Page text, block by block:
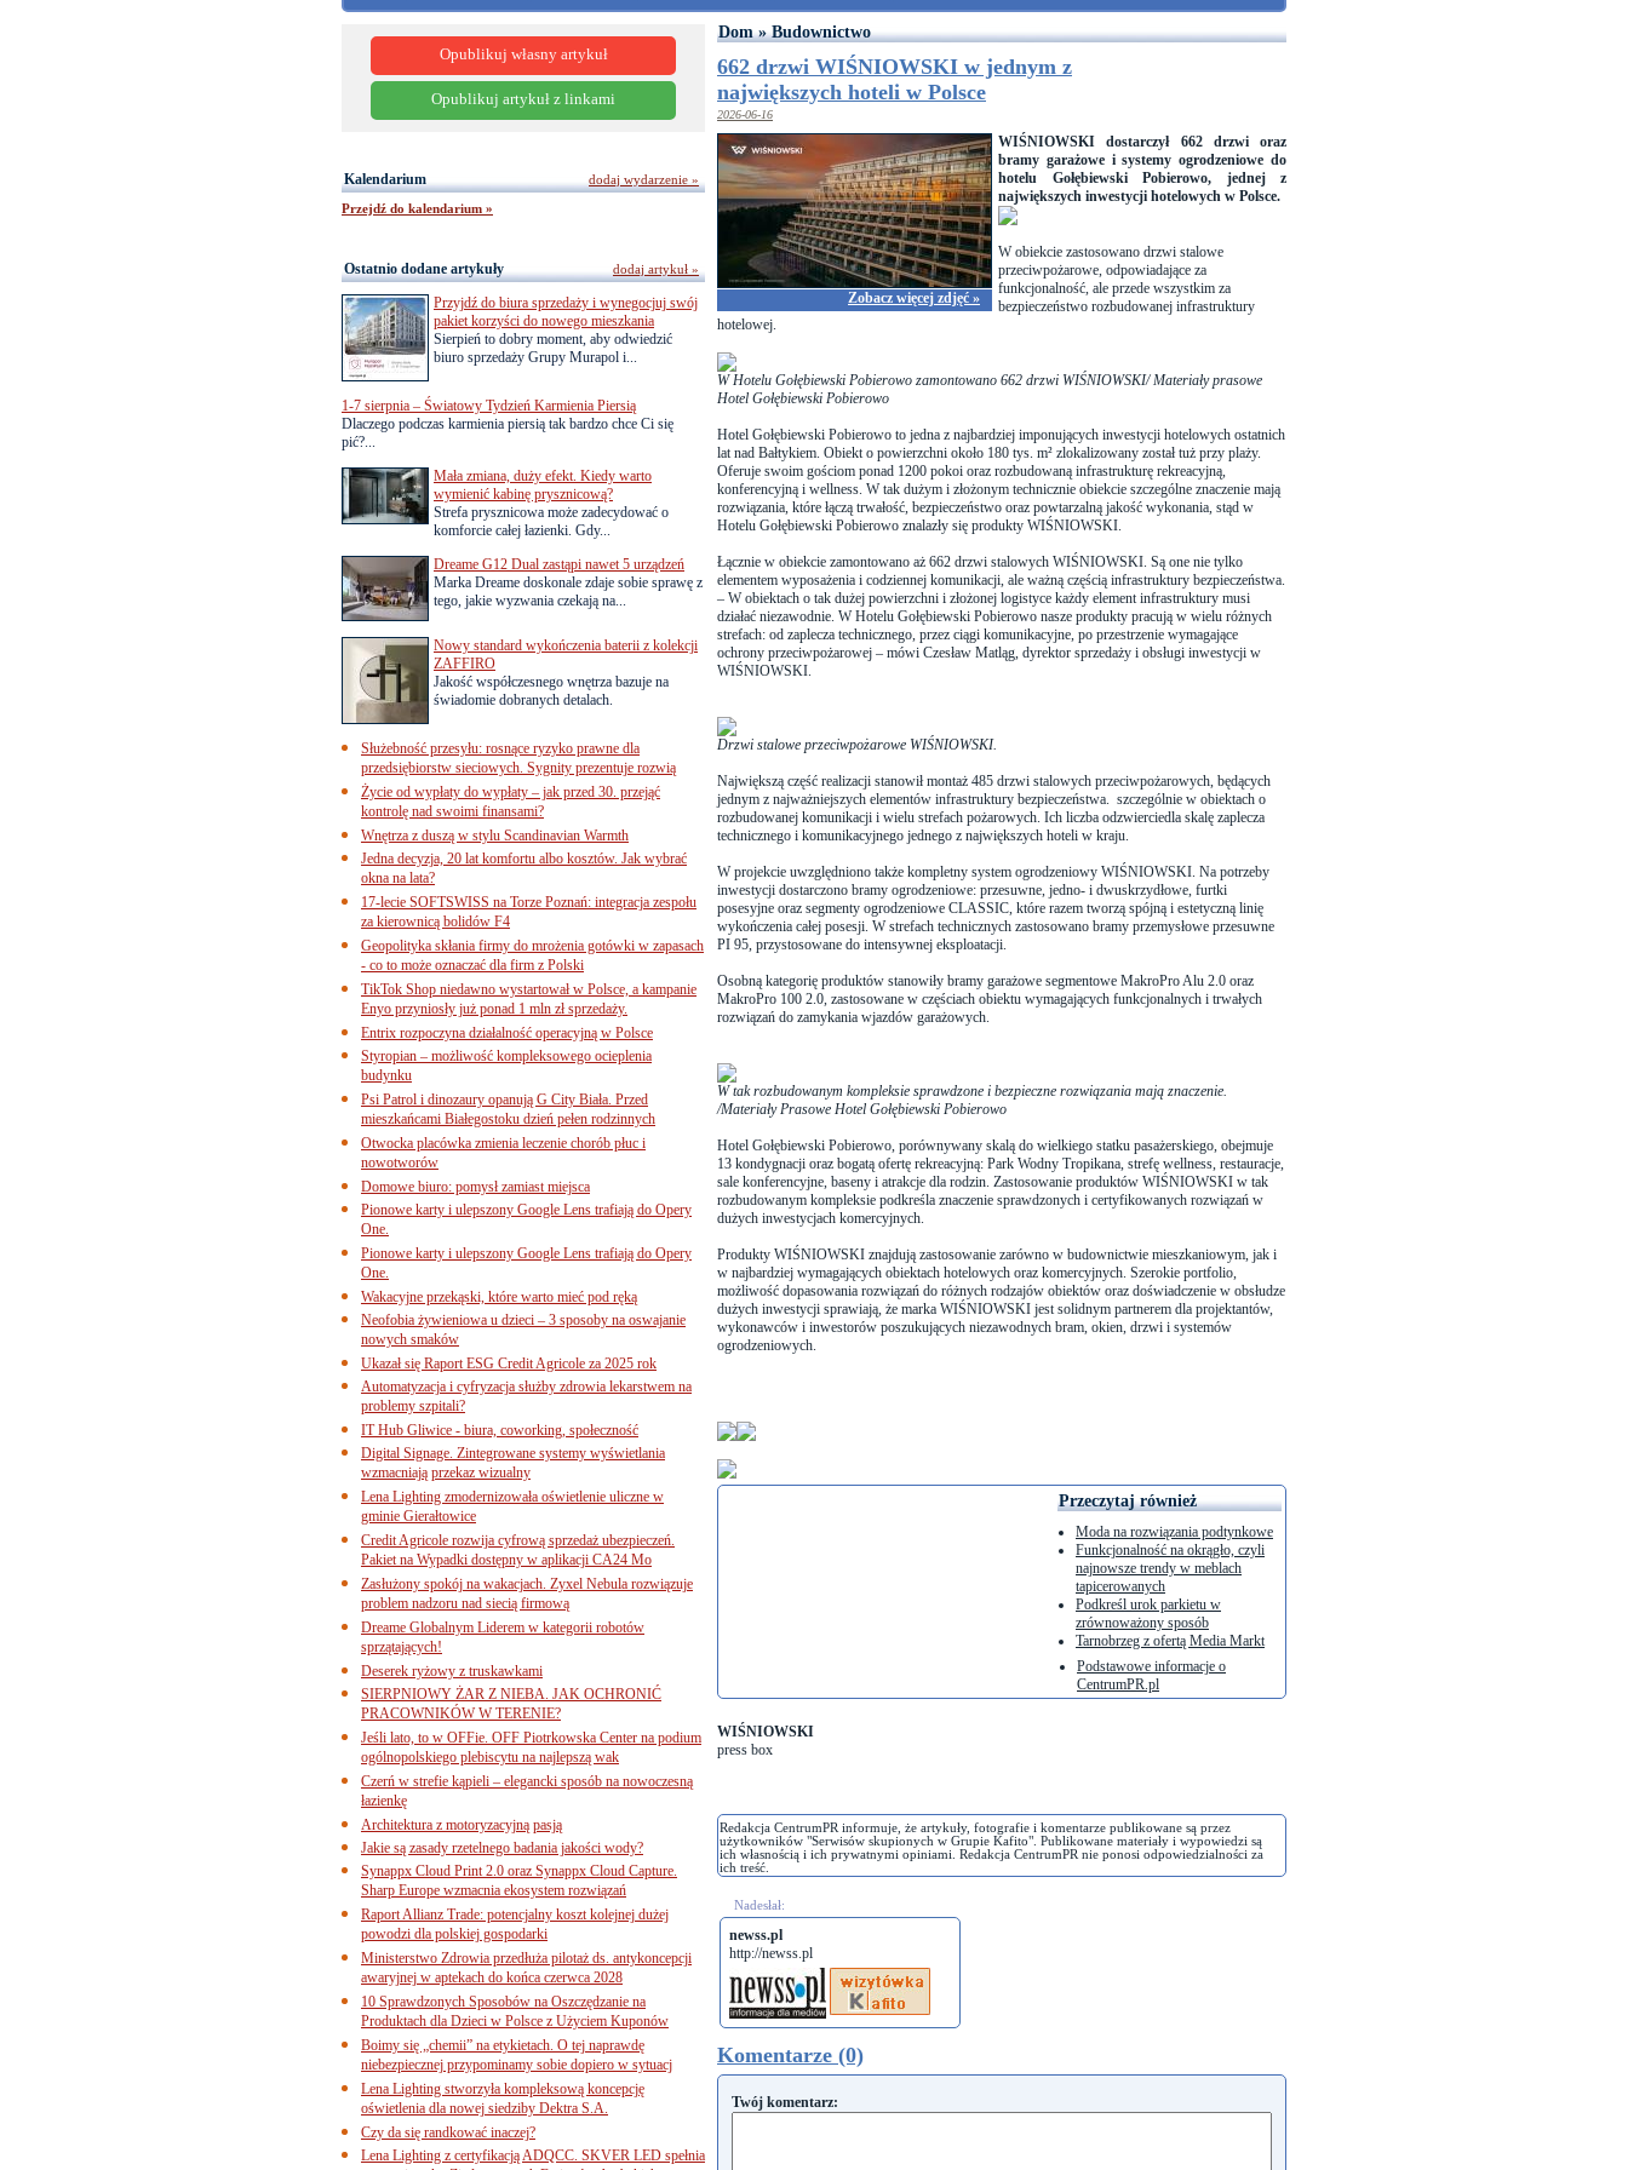
Dom » Budownictwo
662 drzwi WIŚNIOWSKI w jednym z
największych hoteli w Polsce
2026-06-16
Zobacz więcej zdjęć »
WIŚNIOWSKI dostarczył 662 drzwi oraz
bramy garażowe i systemy ogrodzeniowe do
hotelu Gołębiewski Pobierowo, jednej z
największych inwestycji hotelowych w Polsce.
W obiekcie zastosowano drzwi stalowe
przeciwpożarowe, odpowiadające za
funkcjonalność, ale przede wszystkim za
bezpieczeństwo rozbudowanej infrastruktury
hotelowej.
W Hotelu Gołębiewski Pobierowo zamontowano 662 drzwi WIŚNIOWSKI/ Materiały prasowe
Hotel Gołębiewski Pobierowo
Hotel Gołębiewski Pobierowo to jedna z najbardziej imponujących inwestycji hotelowych ostatnich
lat nad Bałtykiem. Obiekt o powierzchni około 180 tys. m² zlokalizowany został tuż przy plaży.
Oferuje swoim gościom ponad 1200 pokoi oraz rozbudowaną infrastrukturę rekreacyjną,
konferencyjną i wellness. W tak dużym i złożonym technicznie obiekcie szczególne znaczenie mają
rozwiązania, które łączą trwałość, bezpieczeństwo oraz powtarzalną jakość wykonania, stąd w
Hotelu Gołębiewski Pobierowo znalazły się produkty WIŚNIOWSKI.
Łącznie w obiekcie zamontowano aż 662 drzwi stalowych WIŚNIOWSKI. Są one nie tylko
elementem wyposażenia i codziennej komunikacji, ale ważną częścią infrastruktury bezpieczeństwa.
– W obiektach o tak dużej powierzchni i złożonej logistyce każdy element infrastruktury musi
działać niezawodnie. W Hotelu Gołębiewski Pobierowo nasze produkty pracują w wielu różnych
strefach: od zaplecza technicznego, przez ciągi komunikacyjne, po przestrzenie wymagające
ochrony przeciwpożarowej – mówi Czesław Matląg, dyrektor sprzedaży i obsługi inwestycji w
WIŚNIOWSKI.
Drzwi stalowe przeciwpożarowe WIŚNIOWSKI.
Największą część realizacji stanowił montaż 485 drzwi stalowych przeciwpożarowych, będących
jednym z najważniejszych elementów infrastruktury bezpieczeństwa. szczególnie w obiektach o
rozbudowanej komunikacji i wielu strefach pożarowych. Ich liczba odzwierciedla skalę zaplecza
technicznego i komunikacyjnego jednego z największych hoteli w kraju.
W projekcie uwzględniono także kompletny system ogrodzeniowy WIŚNIOWSKI. Na potrzeby
inwestycji dostarczono bramy ogrodzeniowe: przesuwne, jedno- i dwuskrzydłowe, furtki
posesyjne oraz segmenty ogrodzeniowe CLASSIC, które razem tworzą spójną i estetyczną linię
wykończenia całej posesji. W strefach technicznych zastosowano bramy przemysłowe przesuwne
PI 95, przystosowane do intensywnej eksploatacji.
Osobną kategorię produktów stanowiły bramy garażowe segmentowe MakroPro Alu 2.0 oraz
MakroPro 100 2.0, zastosowane w częściach obiektu wymagających funkcjonalnych i trwałych
rozwiązań do zamykania wjazdów garażowych.
W tak rozbudowanym kompleksie sprawdzone i bezpieczne rozwiązania mają znaczenie.
/Materiały Prasowe Hotel Gołębiewski Pobierowo
Hotel Gołębiewski Pobierowo, porównywany skalą do wielkiego statku pasażerskiego, obejmuje
13 kondygnacji oraz bogatą ofertę rekreacyjną: Park Wodny Tropikana, strefę wellness, restauracje,
sale konferencyjne, baseny i atrakcje dla rodzin. Zastosowanie produktów WIŚNIOWSKI w tak
rozbudowanym kompleksie podkreśla znaczenie sprawdzonych i certyfikowanych rozwiązań w
dużych inwestycjach komercyjnych.
Produkty WIŚNIOWSKI znajdują zastosowanie zarówno w budownictwie mieszkaniowym, jak i
w najbardziej wymagających obiektach hotelowych oraz komercyjnych. Szerokie portfolio,
możliwość dopasowania rozwiązań do różnych rodzajów obiektów oraz doświadczenie w obsłudze
dużych inwestycji sprawiają, że marka WIŚNIOWSKI jest solidnym partnerem dla projektantów,
wykonawców i inwestorów poszukujących niezawodnych bram, okien, drzwi i systemów
ogrodzeniowych.
Przeczytaj również
Moda na rozwiązania podtynkowe
Funkcjonalność na okrągło, czyli
najnowsze trendy w meblach
tapicerowanych
Podkreśl urok parkietu w
zrównoważony sposób
Tarnobrzeg z ofertą Media Markt
Podstawowe informacje o
CentrumPR.pl
WIŚNIOWSKI
press box
Redakcja CentrumPR informuje, że artykuły, fotografie i komentarze publikowane są przez
użytkowników "Serwisów skupionych w Grupie Kafito". Publikowane materiały i wypowiedzi są
ich własnością i ich prywatnymi opiniami. Redakcja CentrumPR nie ponosi odpowiedzialności za
ich treść.
Nadesłał:
newss.pl
http://newss.pl
Komentarze (0)
Twój komentarz:
Opublikuj własny artykuł
Opublikuj artykuł z linkami
Kalendarium
Przejdź do kalendarium »
dodaj wydarzenie »
Ostatnio dodane artykuły
Przyjdź do biura sprzedaży i wynegocjuj swój
pakiet korzyści do nowego mieszkania
Sierpień to dobry moment, aby odwiedzić
biuro sprzedaży Grupy Murapol i...
1-7 sierpnia – Światowy Tydzień Karmienia Piersią
Dlaczego podczas karmienia piersią tak bardzo chce Ci się
pić?...
Mała zmiana, duży efekt. Kiedy warto
wymienić kabinę prysznicową?
Strefa prysznicowa może zadecydować o
komforcie całej łazienki. Gdy...
Dreame G12 Dual zastąpi nawet 5 urządzeń
Marka Dreame doskonale zdaje sobie sprawę z
tego, jakie wyzwania czekają na...
Nowy standard wykończenia baterii z kolekcji
ZAFFIRO
Jakość współczesnego wnętrza bazuje na
świadomie dobranych detalach.
Służebność przesyłu: rosnące ryzyko prawne dla
przedsiębiorstw sieciowych. Sygnity prezentuje rozwią
Życie od wypłaty do wypłaty – jak przed 30. przejąć
kontrolę nad swoimi finansami?
Wnętrza z duszą w stylu Scandinavian Warmth
Jedna decyzja, 20 lat komfortu albo kosztów. Jak wybrać
okna na lata?
17-lecie SOFTSWISS na Torze Poznań: integracja zespołu
za kierownicą bolidów F4
Geopolityka skłania firmy do mrożenia gotówki w zapasach
- co to może oznaczać dla firm z Polski
TikTok Shop niedawno wystartował w Polsce, a kampanie
Enyo przyniosły już ponad 1 mln zł sprzedaży.
Entrix rozpoczyna działalność operacyjną w Polsce
Styropian – możliwość kompleksowego ocieplenia
budynku
Psi Patrol i dinozaury opanują G City Biała. Przed
mieszkańcami Białegostoku dzień pełen rodzinnych
Otwocka placówka zmienia leczenie chorób płuc i
nowotworów
Domowe biuro: pomysł zamiast miejsca
Pionowe karty i ulepszony Google Lens trafiają do Opery
One.
Pionowe karty i ulepszony Google Lens trafiają do Opery
One.
Wakacyjne przekąski, które warto mieć pod ręką
Neofobia żywieniowa u dzieci – 3 sposoby na oswajanie
nowych smaków
Ukazał się Raport ESG Credit Agricole za 2025 rok
Automatyzacja i cyfryzacja służby zdrowia lekarstwem na
problemy szpitali?
IT Hub Gliwice - biura, coworking, społeczność
Digital Signage. Zintegrowane systemy wyświetlania
wzmacniają przekaz wizualny
Lena Lighting zmodernizowała oświetlenie uliczne w
gminie Gierałtowice
Credit Agricole rozwija cyfrową sprzedaż ubezpieczeń.
Pakiet na Wypadki dostępny w aplikacji CA24 Mo
Zasłużony spokój na wakacjach. Zyxel Nebula rozwiązuje
problem nadzoru nad siecią firmową
Dreame Globalnym Liderem w kategorii robotów
sprzątających!
Deserek ryżowy z truskawkami
SIERPNIOWY ŻAR Z NIEBA. JAK OCHRONIĆ
PRACOWNIKÓW W TERENIE?
Jeśli lato, to w OFFie. OFF Piotrkowska Center na podium
ogólnopolskiego plebiscytu na najlepszą wak
Czerń w strefie kąpieli – elegancki sposób na nowoczesną
łazienkę
Architektura z motoryzacyjną pasją
Jakie są zasady rzetelnego badania jakości wody?
Synappx Cloud Print 2.0 oraz Synappx Cloud Capture.
Sharp Europe wzmacnia ekosystem rozwiązań
Raport Allianz Trade: potencjalny koszt kolejnej dużej
powodzi dla polskiej gospodarki
Ministerstwo Zdrowia przedłuża pilotaż ds. antykoncepcji
awaryjnej w aptekach do końca czerwca 2028
10 Sprawdzonych Sposobów na Oszczędzanie na
Produktach dla Dzieci w Polsce z Użyciem Kuponów
Boimy się „chemii” na etykietach. O tej naprawdę
niebezpiecznej przypominamy sobie dopiero w sytuacj
Lena Lighting stworzyła kompleksową koncepcję
oświetlenia dla nowej siedziby Dektra S.A.
Czy da się randkować inaczej?
Lena Lighting z certyfikacją ADQCC. SKVER LED spełnia
dodaj artykuł »